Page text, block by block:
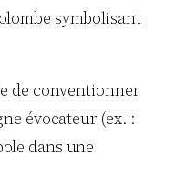
symbolisant
de conventionner
évocateur (ex. :
dans une